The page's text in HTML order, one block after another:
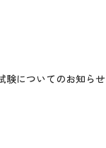
験についてのお知らせ